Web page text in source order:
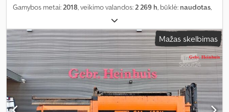
Gamybos metai:2018, veikimo valandos:2 269 h, būklė: naudotas,
Mažas skelbimas